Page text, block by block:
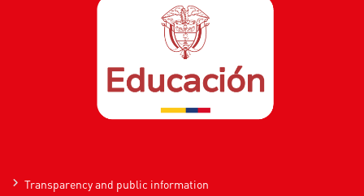
Transparency and public information